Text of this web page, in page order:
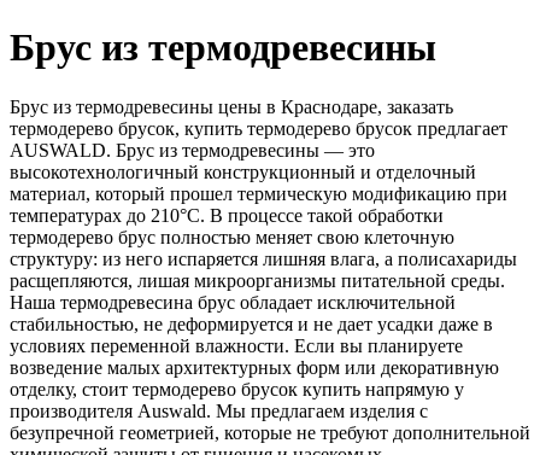
Брус из термодревесины
Брус из термодревесины цены в Краснодаре, заказать
термодерево брусок, купить термодерево брусок предлагает
AUSWALD. Брус из термодревесины — это
высокотехнологичный конструкционный и отделочный
материал, который прошел термическую модификацию при
температурах до 210°C. В процессе такой обработки
термодерево брус полностью меняет свою клеточную
структуру: из него испаряется лишняя влага, а полисахариды
расщепляются, лишая микроорганизмы питательной среды.
Наша термодревесина брус обладает исключительной
стабильностью, не деформируется и не дает усадки даже в
условиях переменной влажности. Если вы планируете
возведение малых архитектурных форм или декоративную
отделку, стоит термодерево брусок купить напрямую у
производителя Auswald. Мы предлагаем изделия с
безупречной геометрией, которые не требуют дополнительной